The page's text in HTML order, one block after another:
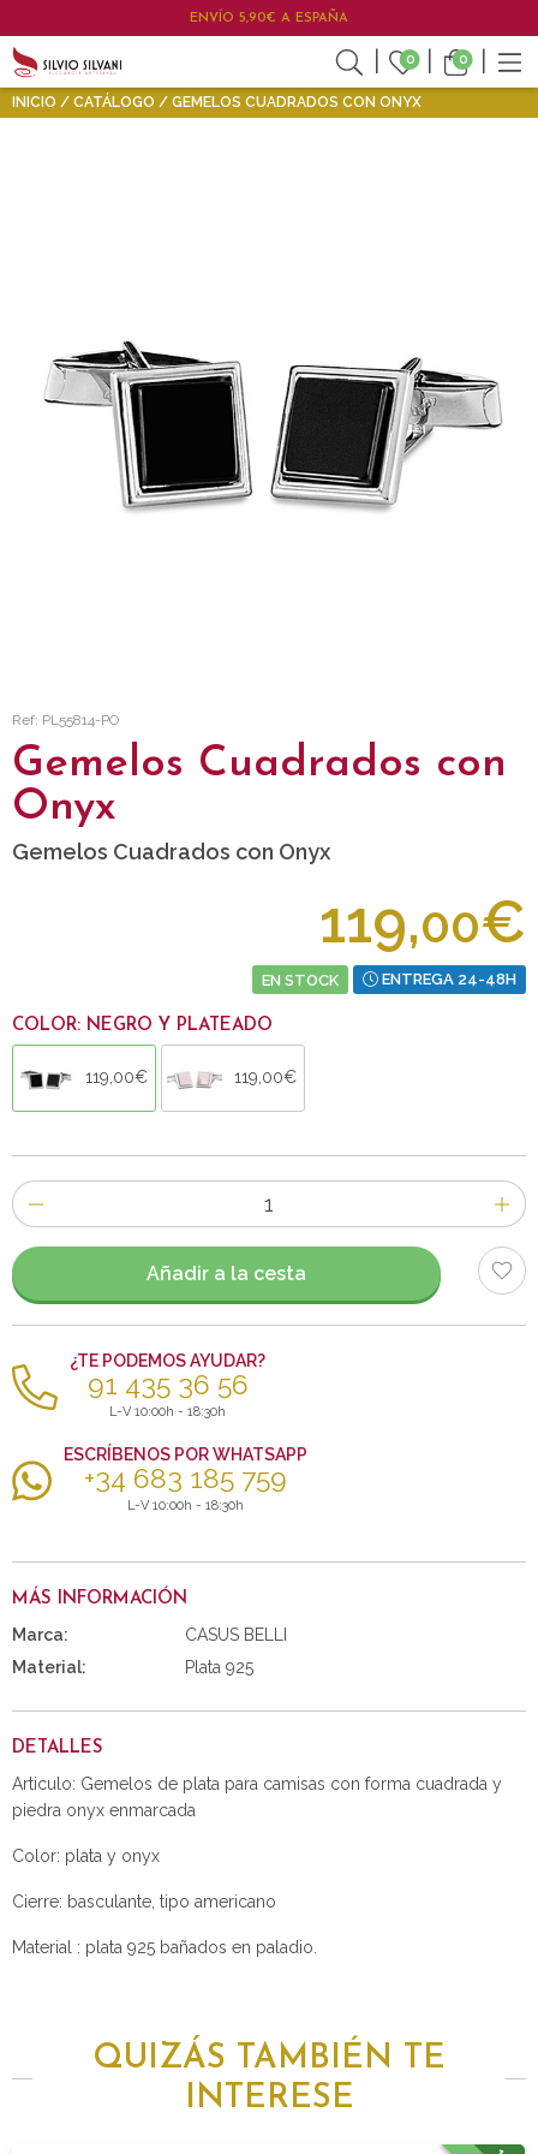
ENVÍO 5,90€ A ESPAÑA
0 0
INICIO CATÁLOGO GEMELOS CUADRADOS CON ONYX
Ref: PL55814-PO
Gemelos Cuadrados con
Onyx
Gemelos Cuadrados con Onyx
119,00€
EN STOCK ENTREGA 24-48H
COLOR: NEGRO Y PLATEADO
119,00€ 119,00€
Número
de
artículos
Añadir a la cesta
¿TE PODEMOS AYUDAR?
91 435 36 56
L-V 10:00h - 18:30h
ESCRÍBENOS POR WHATSAPP
+34 683 185 759
L-V 10:00h - 18:30h
MÁS INFORMACIÓN
Marca:
CASUS BELLI
Material:
Plata 925
DETALLES
Articulo: Gemelos de plata para camisas con forma cuadrada y
piedra onyx enmarcada
Color: plata y onyx
Cierre: basculante, tipo americano
Material : plata 925 bañados en paladio.
QUIZÁS TAMBIÉN TE
INTERESE